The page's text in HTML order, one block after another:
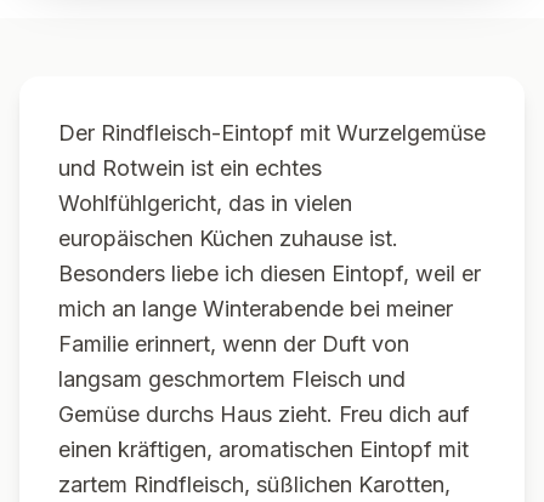
Der Rindfleisch-Eintopf mit Wurzelgemüse
und Rotwein ist ein echtes
Wohlfühlgericht, das in vielen
europäischen Küchen zuhause ist.
Besonders liebe ich diesen Eintopf, weil er
mich an lange Winterabende bei meiner
Familie erinnert, wenn der Duft von
langsam geschmortem Fleisch und
Gemüse durchs Haus zieht. Freu dich auf
einen kräftigen, aromatischen Eintopf mit
zartem Rindfleisch, süßlichen Karotten,